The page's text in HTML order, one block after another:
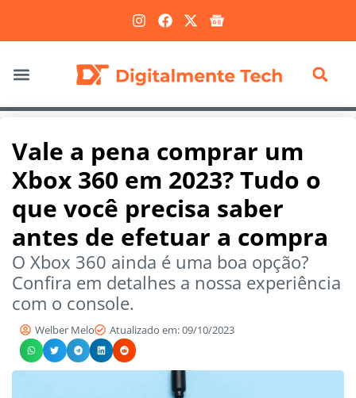
Vale a pena comprar um
Xbox 360 em 2023? Tudo o
que você precisa saber
antes de efetuar a compra
O Xbox 360 ainda é uma boa opção?
Confira em detalhes a nossa experiência
com o console.
Welber Melo Atualizado em: 09/10/2023